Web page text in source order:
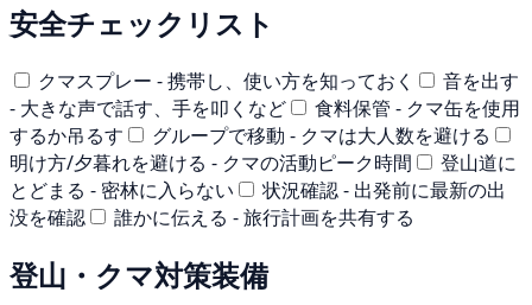
安全チェックリスト
クマスプレー - 携帯し、使い方を知っておく
音を出す
- 大きな声で話す、手を叩くなど
食料保管 - クマ缶を使用
するか吊るす
グループで移動 - クマは大人数を避ける
明け方/夕暮れを避ける - クマの活動ピーク時間
登山道に
とどまる - 密林に入らない
状況確認 - 出発前に最新の出
没を確認
誰かに伝える - 旅行計画を共有する
登山・クマ対策装備